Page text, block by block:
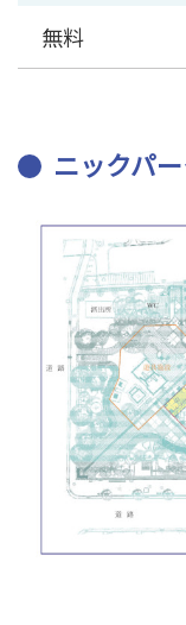
無料
ニックパ